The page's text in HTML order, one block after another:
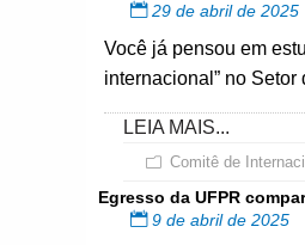
29 de abril de 2025
Você já pensou em
internacional” no
LEIA MAIS...
Comitê de
Egresso da UFPR
9 de abril de 2025